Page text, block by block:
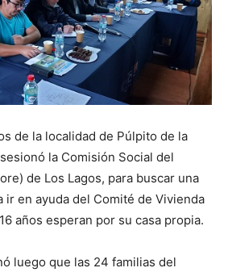
de la localidad de Púlpito de la
la Comisión Social del
de Los Lagos, para buscar una
ir en ayuda del Comité de Vivienda
años esperan por su casa propia.
luego que las 24 familias del